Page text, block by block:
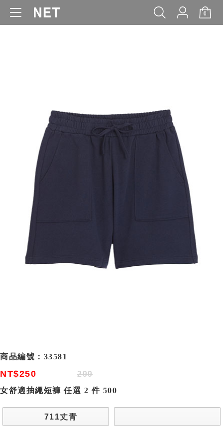
0
WOMEN MEN KIDS BABY
商品編號： 33581
NT$250
299
女舒適抽繩短褲 任選 2 件 500
711丈青